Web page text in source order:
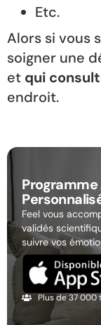
Etc.
Alors si vous
soigner une
et qui
endroit.
Feel vous
validés
suivre vos
Plus de 37